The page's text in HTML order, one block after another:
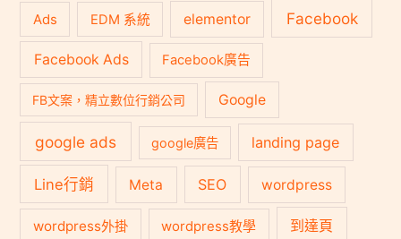
Ads EDM 系統 elementor Facebook
Facebook Ads Facebook廣告
FB文案，精立數位行銷公司 Google
google ads google廣告 landing page
Line行銷 Meta SEO wordpress
wordpress外掛 wordpress教學 到達頁